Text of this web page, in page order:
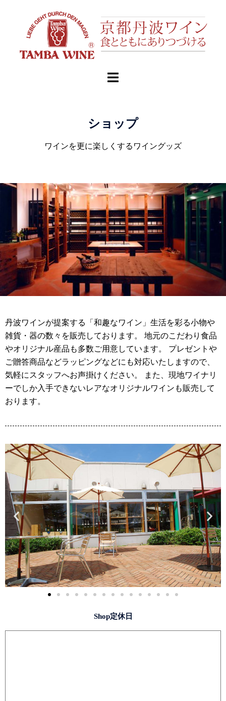
ショップ
ワインを更に楽しくするワイングッズ
丹波ワインが提案する「和趣なワイン」生活を彩る小物や
雑貨・器の数々を販売しております。 地元のこだわり食品
やオリジナル産品も多数ご用意しています。 プレゼントや
ご贈答商品などラッピングなどにも対応いたしますので、
気軽にスタッフへお声掛けください。 また、現地ワイナリ
ーでしか入手できないレアなオリジナルワインも販売して
おります。
Shop定休日